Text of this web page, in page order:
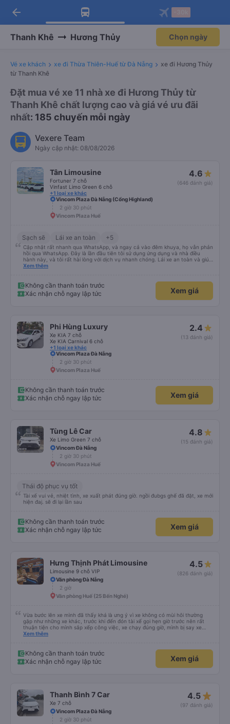
Tải app Vexere ngay!
Nhận ưu đãi thành viên độc
Mở app
Tải app Vexere
-30k/ghế khi đặt vé máy bay qua
Mở app
arrow_back
Thanh Khê Hương Thủy Chọn ngày
Vé xe khách xe đi Thừa Thiên-Huế từ Đà Nẵng
xe đi Hương Thủy
từ Thanh Khê
Đặt mua vé xe 11 nhà xe đi Hương Thủy từ
Thanh Khê chất lượng cao và giá vé ưu đãi
nhất: 185 chuyến mỗi ngày
Vexere Team
Ngày cập nhật: 08/08/2026
Tân Limousine
Fortuner 7 chỗ
Vinfast Limo Green 6 chỗ
+1 loại xe khác
4.6
(646 đánh giá)
Vincom Plaza Đà Nẵng (Cổng Highland)
2 giờ 30 phút
Vincom Plaza Huế
Sạch sẽ Lái xe an toàn +5
Cập nhật rất nhanh qua WhatsApp, và ngay cả vào đêm khuya, họ vẫn phản
hồi qua WhatsApp. Đây là lần đầu tiên tôi sử dụng ứng dụng và nhà điều
hành này, và tôi rất hài lòng với dịch vụ nhanh chóng. Lái xe an toàn và giúp
tôi đến khách sạn ở Huế, mặc dù tôi không báo trước khi đặt xe và tài xế đã
của họ một lần nữa cho chuyến trở về Đà Nẵng.
Xem thêm
Không cần thanh toán trước
Xác nhận chỗ ngay lập tức
Xem giá
Phi Hùng Luxury
Xe KIA 7 chỗ
Xe KIA Carnival 6 chỗ
+1 loại xe khác
2.4
(13 đánh giá)
Vincom Plaza Đà Nẵng
2 giờ 30 phút
Vincom Plaza Huế
Không cần thanh toán trước
Xác nhận chỗ ngay lập tức
Xem giá
Tùng Lê Car
Xe Limo Green 7 chỗ
4.8
(15 đánh giá)
Vincom Đà Nẵng
2 giờ 30 phút
Vincom Plaza Huế
Thái độ phục vụ tốt
Tài xế vui vẻ, nhiệt tình, xe xuất phát đúng giờ. ngồi đubgs ghế đã đặt, xe mới
hiện đaj. sẽ đi lại lần sau
Không cần thanh toán trước
Xác nhận chỗ ngay lập tức
Xem giá
Hưng Thịnh Phát Limousine
Limousine 9 chỗ VIP
4.5
(826 đánh giá)
Văn phòng Đà Nẵng
2 giờ
Văn phòng Huế (25 Bến Nghé)
Vừa bước lên xe mình đã thấy khá là ưng ý vì xe không có mùi hôi thường
gặp như những xe khác, trước khi đến đón tài xế gọi hẹn giờ trước nên rất
thuận tiện cho mình sắp xếp công việc, xe chạy đúng giờ, mình bị say xe
nhưng khá là thoải mái trong chuyến xe này, tài xế dễ thương cực, Hưng
Xem thêm
Không cần thanh toán trước
Xác nhận chỗ ngay lập tức
Xem giá
Thanh Bình 7 Car
Xe 7 chỗ
4.5 star_rate
(97 đánh giá)
Vincom Plaza Đà Nẵng
2 giờ 30 phút